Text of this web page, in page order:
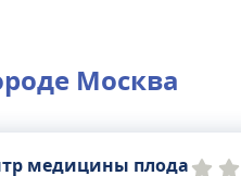
Москва
медицины плода